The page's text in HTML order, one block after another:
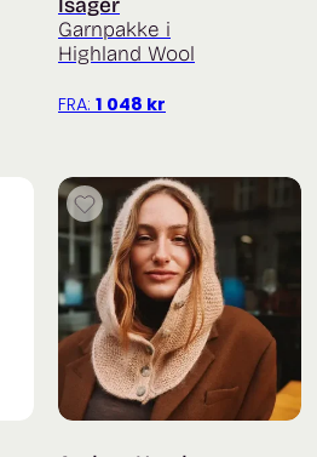
Isager
Garnpakke i
Highland Wool
FRA: 1 048 kr